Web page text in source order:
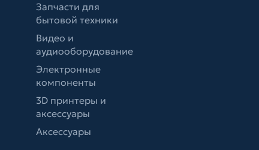
Запчасти для
бытовой техники
Видео и
аудиооборудование
Электронные
компоненты
3D принтеры и
аксессуары
Аксессуары